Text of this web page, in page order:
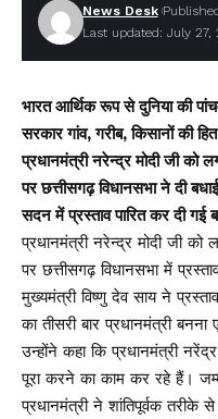
Last updated: July 27,
News Desk
भारत आर्थिक रूप से दुनिया की
सरकार गांव, गरीब, किसानों की
प्रधानमंत्री नरेन्द्र मोदी जी को
पर छत्तीसगढ़ विधानसभा ने दी
सदन में प्रस्ताव पारित कर दी गई
प्रधानमंत्री नरेन्द्र मोदी जी को
पर छत्तीसगढ़ विधानसभा में
मुख्यमंत्री विष्णु देव साय ने
का तीसरी बार प्रधानमंत्री
उन्होंने कहा कि प्रधानमंत्री
पूरा करने का काम कर रहे हैं।
प्रधानमंत्री ने शांतिपूर्वक तरीके से